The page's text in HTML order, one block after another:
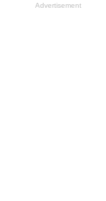
Advertisement